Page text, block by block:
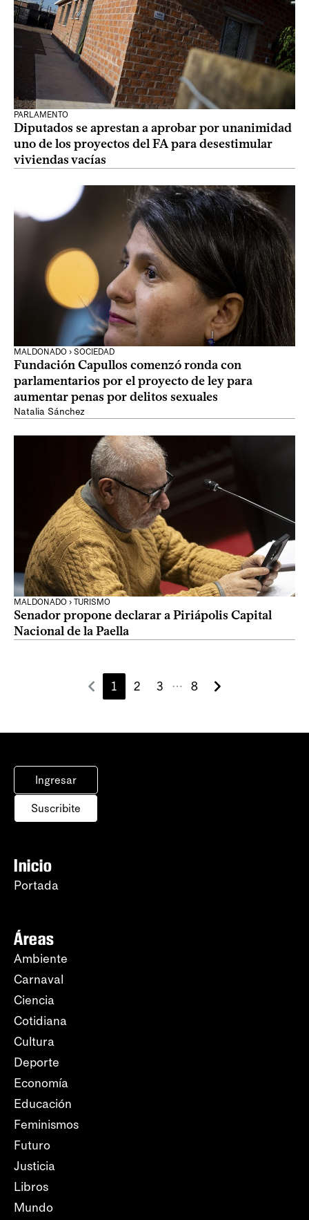
PARLAMENTO
Diputados se aprestan a aprobar por unanimidad
uno de los proyectos del FA para desestimular
viviendas vacías
MALDONADO › SOCIEDAD
Fundación Capullos comenzó ronda con
parlamentarios por el proyecto de ley para
aumentar penas por delitos sexuales
Natalia Sánchez
MALDONADO › TURISMO
Senador propone declarar a Piriápolis Capital
Nacional de la Paella
1 2 3 ⋯ 8
Ingresar
Suscribite
Inicio
Portada
Áreas
Ambiente
Carnaval
Ciencia
Cotidiana
Cultura
Deporte
Economía
Educación
Feminismos
Futuro
Justicia
Libros
Mundo